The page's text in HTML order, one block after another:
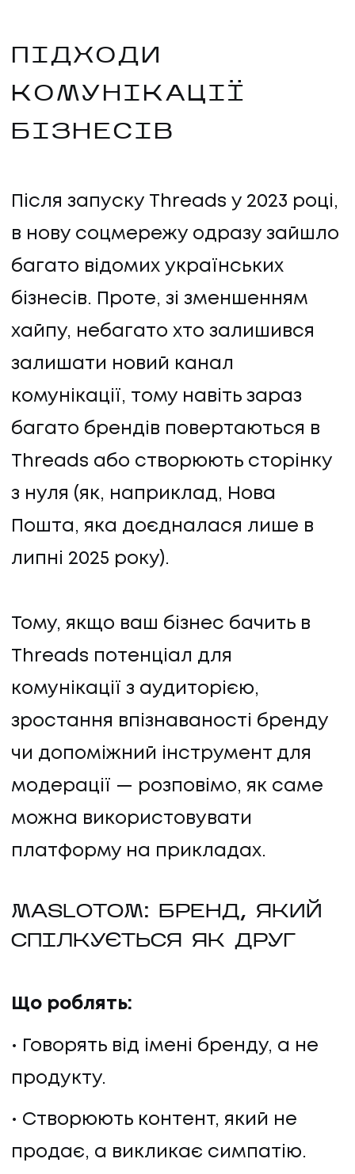
ПІДХОДИ
КОМУНІКАЦІЇ
БІЗНЕСІВ
Після запуску Threads у 2023 році,
в нову соцмережу одразу зайшло
багато відомих українських
бізнесів. Проте, зі зменшенням
хайпу, небагато хто залишився
залишати новий канал
комунікації, тому навіть зараз
багато брендів повертаються в
Threads або створюють сторінку
з нуля (як, наприклад, Нова
Пошта, яка доєдналася лише в
липні 2025 року).
Тому, якщо ваш бізнес бачить в
Threads потенціал для
комунікації з аудиторією,
зростання впізнаваності бренду
чи допоміжний інструмент для
модерації — розповімо, як саме
можна використовувати
платформу на прикладах.
MASLOTOM: БРЕНД, ЯКИЙ
СПІЛКУЄТЬСЯ ЯК ДРУГ
Що роблять:
Говорять від імені бренду, а не
продукту.
Створюють контент, який не
продає, а викликає симпатію.